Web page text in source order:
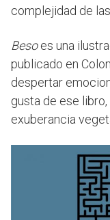
complejidad de
Besoes una
publicado en
despertar
gusta de ese
exuberancia